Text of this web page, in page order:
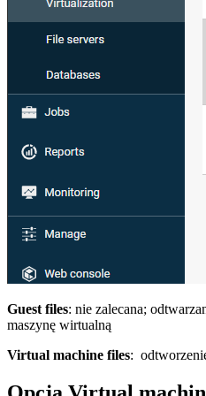
Guest files: nie zalecana;
maszynę wirtualną
Virtual machine files: